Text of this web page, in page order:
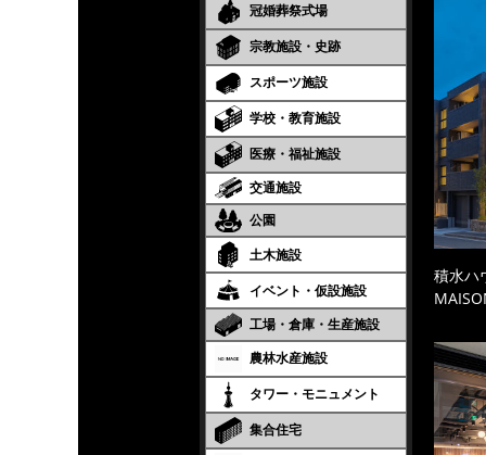
冠婚葬祭式場
宗教施設・史跡
スポーツ施設
学校・教育施設
医療・福祉施設
交通施設
公園
土木施設
イベント・仮設施設
工場・倉庫・生産施設
農林水産施設
タワー・モニュメント
集合住宅
積水